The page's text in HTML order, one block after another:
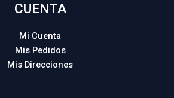
CUENTA
Mi Cuenta
Mis Pedidos
Mis Direcciones